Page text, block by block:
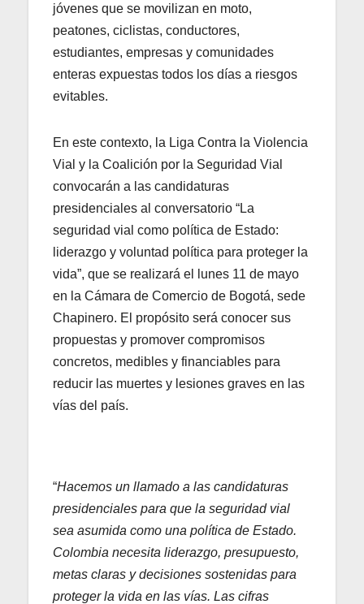
jóvenes que se movilizan en moto,
peatones, ciclistas, conductores,
estudiantes, empresas y comunidades
enteras expuestas todos los días a riesgos
evitables.
En este contexto, la Liga Contra la Violencia
Vial y la Coalición por la Seguridad Vial
convocarán a las candidaturas
presidenciales al conversatorio “La
seguridad vial como política de Estado:
liderazgo y voluntad política para proteger la
vida”, que se realizará el lunes 11 de mayo
en la Cámara de Comercio de Bogotá, sede
Chapinero. El propósito será conocer sus
propuestas y promover compromisos
concretos, medibles y financiables para
reducir las muertes y lesiones graves en las
vías del país.
“Hacemos un llamado a las candidaturas
presidenciales para que la seguridad vial
sea asumida como una política de Estado.
Colombia necesita liderazgo, presupuesto,
metas claras y decisiones sostenidas para
proteger la vida en las vías. Las cifras